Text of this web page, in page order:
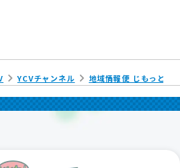
YCVチャンネル 地域情報便 じもっと!!